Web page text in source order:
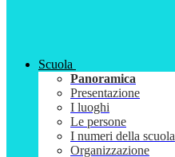
Scuola
Panoramica
Presentazione
I luoghi
Le persone
I numeri della scuola
Organizzazione